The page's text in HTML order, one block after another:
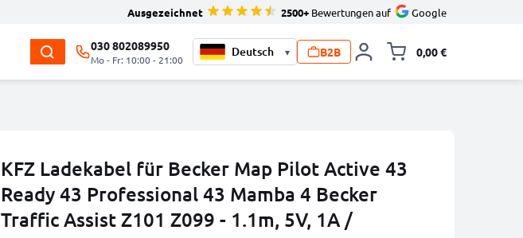
Ausgezeichnet 2500+ Bewertungen auf Google
030 802089950
Mo - Fr: 10:00 - 21:00
▾ B2B 0,00 €
KFZ Ladekabel für Becker Map Pilot Active 43
Ready 43 Professional 43 Mamba 4 Becker
Traffic Assist Z101 Z099 - 1.1m, 5V, 1A /